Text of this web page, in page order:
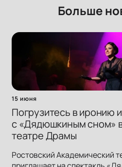
Больше
15 июня
Погрузитесь в иронию
с «Дядюшкиным сном»
театре Драмы
Ростовский Академический